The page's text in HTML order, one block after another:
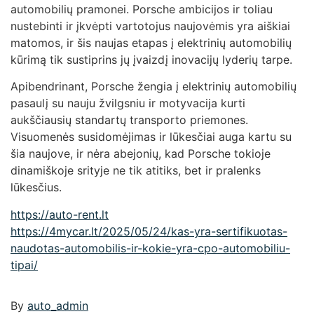
automobilių pramonei. Porsche ambicijos ir toliau
nustebinti ir įkvėpti vartotojus naujovėmis yra aiškiai
matomos, ir šis naujas etapas į elektrinių automobilių
kūrimą tik sustiprins jų įvaizdį inovacijų lyderių tarpe.
Apibendrinant, Porsche žengia į elektrinių automobilių
pasaulį su nauju žvilgsniu ir motyvacija kurti
aukščiausių standartų transporto priemones.
Visuomenės susidomėjimas ir lūkesčiai auga kartu su
šia naujove, ir nėra abejonių, kad Porsche tokioje
dinamiškoje srityje ne tik atitiks, bet ir pralenks
lūkesčius.
https://auto-rent.lt
https://4mycar.lt/2025/05/24/kas-yra-sertifikuotas-
naudotas-automobilis-ir-kokie-yra-cpo-automobiliu-
tipai/
By auto_admin